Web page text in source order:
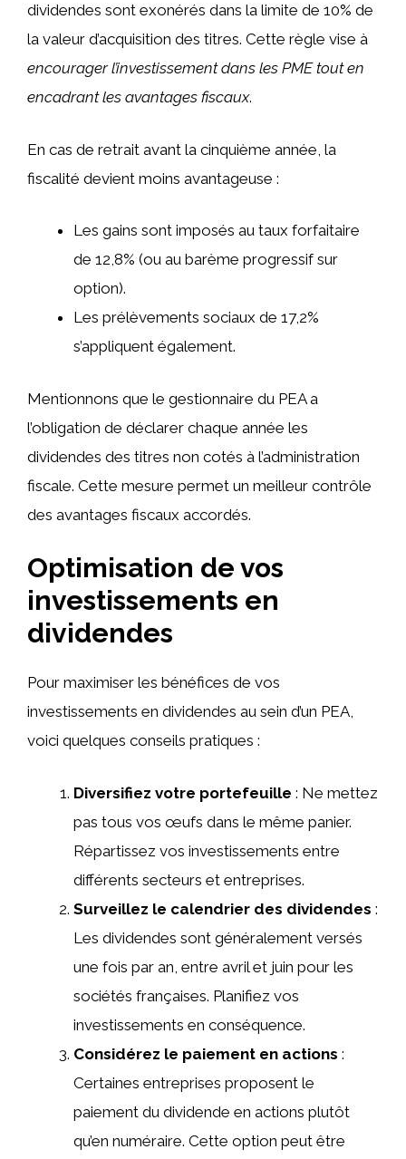
dividendes sont exonérés dans la limite de 10% de
la valeur d’acquisition des titres. Cette règle vise à
encourager l’investissement dans les PME tout en
encadrant les avantages fiscaux.
En cas de retrait avant la cinquième année, la
fiscalité devient moins avantageuse :
Les gains sont imposés au taux forfaitaire
de 12,8% (ou au barème progressif sur
option).
Les prélèvements sociaux de 17,2%
s’appliquent également.
Mentionnons que le gestionnaire du PEA a
l’obligation de déclarer chaque année les
dividendes des titres non cotés à l’administration
fiscale. Cette mesure permet un meilleur contrôle
des avantages fiscaux accordés.
Optimisation de vos
investissements en
dividendes
Pour maximiser les bénéfices de vos
investissements en dividendes au sein d’un PEA,
voici quelques conseils pratiques :
Diversifiez votre portefeuille : Ne mettez
pas tous vos œufs dans le même panier.
Répartissez vos investissements entre
différents secteurs et entreprises.
Surveillez le calendrier des dividendes :
Les dividendes sont généralement versés
une fois par an, entre avril et juin pour les
sociétés françaises. Planifiez vos
investissements en conséquence.
Considérez le paiement en actions :
Certaines entreprises proposent le
paiement du dividende en actions plutôt
qu’en numéraire. Cette option peut être